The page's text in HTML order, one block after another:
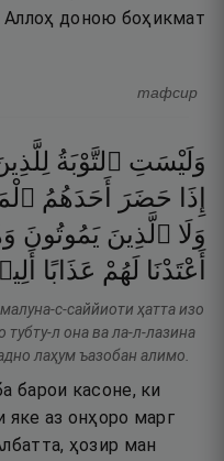
Аллоҳ доною боҳикмат
тафсир
وَلَيْسَتِ ٱلتَّوْبَةُ
إِذَا
حَضَرَ أَحَدَهُمُ
وَلَا ٱلَّذِينَ يَمُوتُونَ
أَعْتَدْنَا لَهُمْ عَذَابًا
с-саййиоти ҳатта изо
тубту-л она ва ла-л-лазина
лаҳум ъазобан алимо.
барои касоне, ки
яке аз онҳоро марг
ҳозир ман